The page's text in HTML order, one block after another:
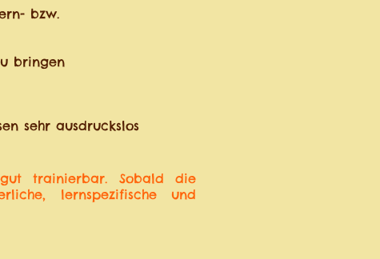
bzw.
bringen
sehr ausdruckslos
gut trainierbar. Sobald die
lernspezifische und